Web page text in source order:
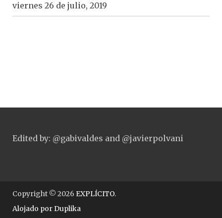
viernes 26 de julio, 2019
Edited by: @gabivaldes and @javierpolvani
Copyright © 2026 EXPLÍCITO.
Alojado porDuplika